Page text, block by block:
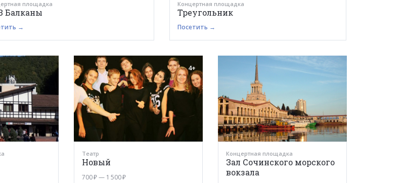
площадка
Балканы
→
Концертная площадка
Треугольник
Посетить →
4+
Театр
Новый
700 ₽ — 1 500 ₽
Концертная площадка
Зал Сочинского морского
вокзала